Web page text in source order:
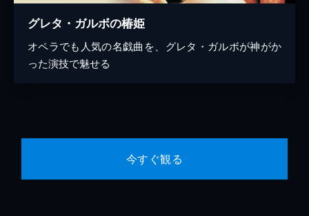
グレタ・ガルボの椿姫
オペラでも人気の名戯曲を、グレタ・ガルボが神がか
った演技で魅せる
今すぐ観る